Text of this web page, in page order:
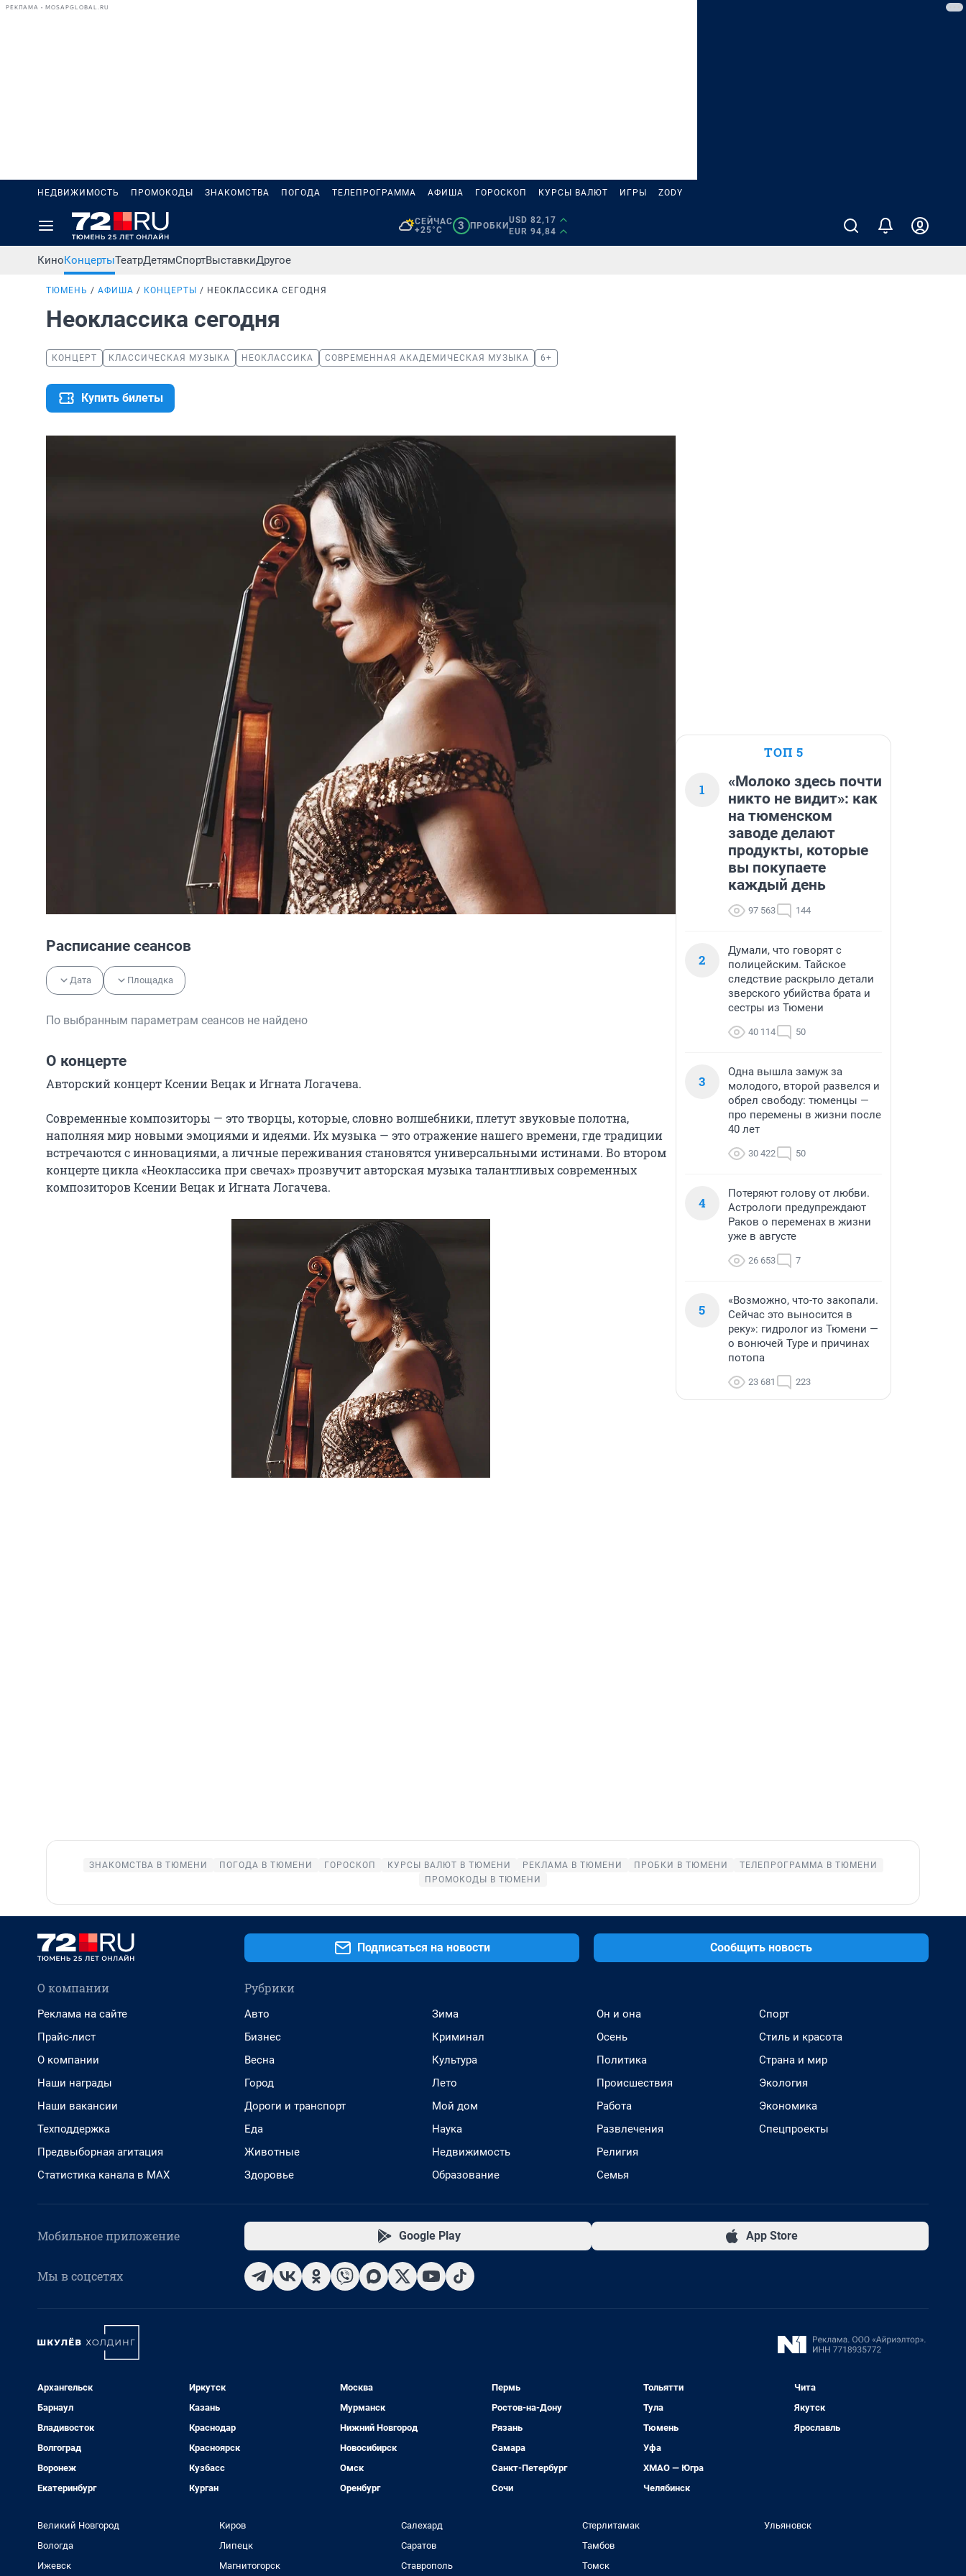
РЕКЛАМА • MOSAPGLOBAL.RU
НЕДВИЖИМОСТЬ ПРОМОКОДЫ ЗНАКОМСТВА ПОГОДА ТЕЛЕПРОГРАММА АФИША ГОРОСКОП КУРСЫ ВАЛЮТ ИГРЫ ZODY
СЕЙЧАС
+25°C
3 ПРОБКИ
USD 82,17
EUR 94,84
КиноКонцертыТеатрДетямСпортВыставкиДругое
ТЮМЕНЬ АФИША КОНЦЕРТЫ НЕОКЛАССИКА СЕГОДНЯ
Неоклассика сегодня
КОНЦЕРТ КЛАССИЧЕСКАЯ МУЗЫКА НЕОКЛАССИКА СОВРЕМЕННАЯ АКАДЕМИЧЕСКАЯ МУЗЫКА 6+
Купить билеты
Расписание сеансов
Дата Площадка
По выбранным параметрам сеансов не найдено
О концерте
Авторский концерт Ксении Вецак и Игната Логачева.
Современные композиторы — это творцы, которые, словно волшебники, плетут звуковые полотна,
наполняя мир новыми эмоциями и идеями. Их музыка — это отражение нашего времени, где традиции
встречаются с инновациями, а личные переживания становятся универсальными истинами. Во втором
концерте цикла «Неоклассика при свечах» прозвучит авторская музыка талантливых современных
композиторов Ксении Вецак и Игната Логачева.
ТОП 5
1
«Молоко здесь почти
никто не видит»: как
на тюменском
заводе делают
продукты, которые
вы покупаете
каждый день
97 563 144
2
Думали, что говорят с
полицейским. Тайское
следствие раскрыло детали
зверского убийства брата и
сестры из Тюмени
40 114 50
3
Одна вышла замуж за
молодого, второй развелся и
обрел свободу: тюменцы —
про перемены в жизни после
40 лет
30 422 50
4
Потеряют голову от любви.
Астрологи предупреждают
Раков о переменах в жизни
уже в августе
26 653 7
5
«Возможно, что-то закопали.
Сейчас это выносится в
реку»: гидролог из Тюмени —
о вонючей Туре и причинах
потопа
23 681 223
ЗНАКОМСТВА В ТЮМЕНИ ПОГОДА В ТЮМЕНИ ГОРОСКОП КУРСЫ ВАЛЮТ В ТЮМЕНИ РЕКЛАМА В ТЮМЕНИ ПРОБКИ В ТЮМЕНИ
ТЕЛЕПРОГРАММА В ТЮМЕНИ
ПРОМОКОДЫ В ТЮМЕНИ
Подписаться на новости Сообщить новость
О компании
Реклама на сайте
Прайс-лист
О компании
Наши награды
Наши вакансии
Техподдержка
Предвыборная агитация
Статистика канала в MAX
Рубрики
Авто
Бизнес
Весна
Город
Дороги и транспорт
Еда
Животные
Здоровье
Зима
Криминал
Культура
Лето
Мой дом
Наука
Недвижимость
Образование
Он и она
Осень
Политика
Происшествия
Работа
Развлечения
Религия
Семья
Спорт
Стиль и красота
Страна и мир
Экология
Экономика
Спецпроекты
Мобильное приложение Google Play App Store
Мы в соцсетях
Архангельск
Барнаул
Владивосток
Волгоград
Воронеж
Екатеринбург
Иркутск
Казань
Краснодар
Красноярск
Кузбасс
Курган
Москва
Мурманск
Нижний Новгород
Новосибирск
Омск
Оренбург
Пермь
Ростов-на-Дону
Рязань
Самара
Санкт-Петербург
Сочи
Тольятти
Тула
Тюмень
Уфа
ХМАО — Югра
Челябинск
Чита
Якутск
Ярославль
Великий Новгород
Вологда
Ижевск
Киров
Липецк
Магнитогорск
Салехард
Саратов
Ставрополь
Стерлитамак
Тамбов
Томск
Ульяновск